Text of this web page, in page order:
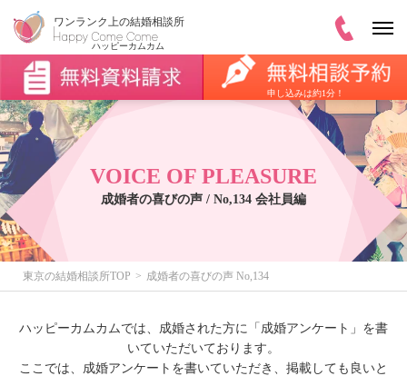
申し込みは約1分！
VOICE OF PLEASURE
成婚者の喜びの声 / No,134 会社員編
東京の結婚相談所TOP 成婚者の喜びの声 No,134
ハッピーカムカムでは、成婚された方に「成婚アンケート」を書
いていただいております。
ここでは、成婚アンケートを書いていただき、掲載しても良いと